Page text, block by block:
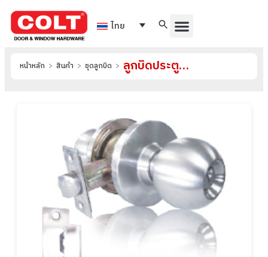
ไทย
หน้าหลัก > สินค้า > ชุดลูกบิด > ลูกบิดประตูห้องเชื่อม รุ่น 5821BA